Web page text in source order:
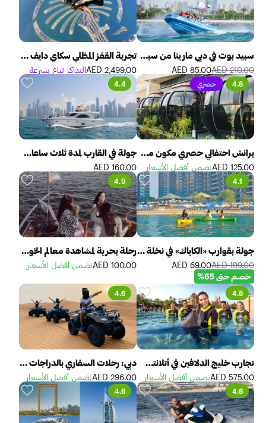
سبيد بوت في دبي مارينا من سبلاش تورز
210.00 AED
85.00 AED
تجربة القفز المظلي سكاي دايف دبي
2,499.00 AED التذاكر تباع بسرعة
4.6 حصري
برانش احتفالي حصري مكون من طبقين - ذا بودز
125.00 AED نضمن أفضل الأسعار
4.4
جولة في القارب لمدة ثلاث ساعات في مرسى دبي مع وجبة غداء شهية
160.00 AED
4.1
جولة بقوارب «الكاياك» في نخلة جميرا
199.00 AED
69.00 AED
خصم حتى 65%
4.9
رحلة بحرية لمشاهدة معالم الخور مع وجبات بيتزا غير محدودة
100.00 AED نضمن أفضل الأسعار
4.6
تجارب خليج الدلافين في أتلانتس النخلة
575.00 AED نضمن أفضل الأسعار
4.6
دبي: رحلات السفاري بالدراجات الرباعية وركوب الجمال والمرطبات
296.00 AED نضمن أفضل الأسعار
4.6
4.6